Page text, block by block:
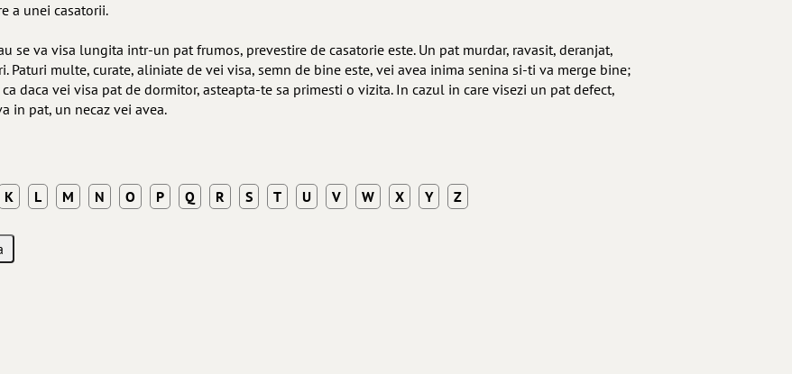
a unei casatorii.
se va visa lungita intr-un pat frumos, prevestire de casatorie este. Un pat murdar, ravasit, deranjat,
Paturi multe, curate, aliniate de vei visa, semn de bine este, vei avea inima senina si-ti va merge bine;
daca vei visa pat de dormitor, asteapta-te sa primesti o vizita. In cazul in care visezi un pat defect,
in pat, un necaz vei avea.
K L M N O P Q R S T U V W X Y Z